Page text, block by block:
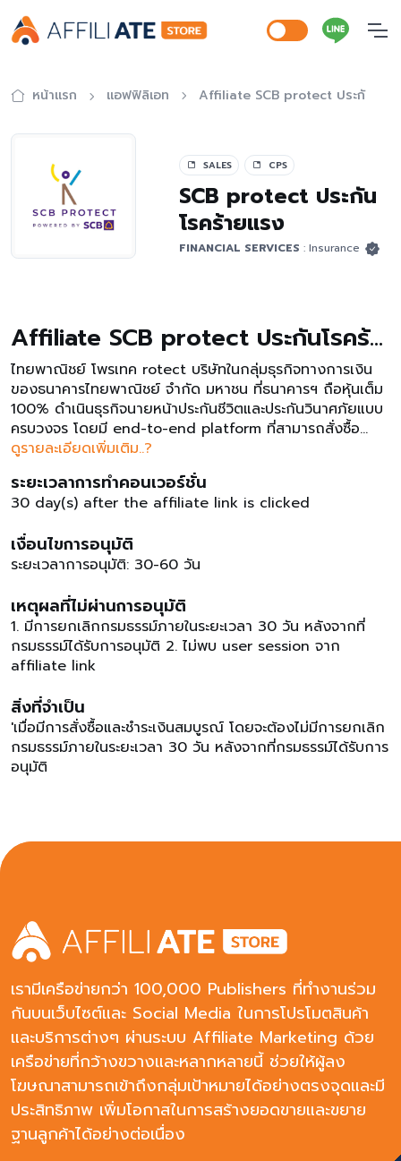
หน้าแรก แอฟฟิลิเอท Affiliate SCB protect ประกันโรค
SALES CPS
SCB protect ประกัน
โรคร้ายแรง
FINANCIAL SERVICES : Insurance
Affiliate SCB protect ประกันโรคร้ายแรง
ไทยพาณิชย์ โพรเทค rotect บริษัทในกลุ่มธุรกิจทางการเงิน
ของธนาคารไทยพาณิชย์ จำกัด มหาชน ที่ธนาคารฯ ถือหุ้นเต็ม
100% ดำเนินธุรกิจนายหน้าประกันชีวิตและประกันวินาศภัยแบบ
ครบวงจร โดยมี end-to-end platform ที่สามารถสั่งซื้อ
ประกันออนไลน์ได้ด้วยตัวเองตลอด 24 ชม. rotect
รวบรวมผลิตภัณฑ์ประกันโรคร้ายแรง คุ้มค่า คุ้มครองสูง สมัคร
ง่าย มีประกันโรคร้ายแรง บิ๊ก ทรี อีซี่ อี-แคนเซอร์ อีซี่ อี-ฮาร์ท
และอีซี่ อี-สโตรคให้คุณเลือกซื้อตามความต้องการของคุณ รับ
ประกันภัยโดย บริษัท เอฟดับบลิวดี ประกันชีวิต จำกัด มหาชน
บริษัท ไทยพาณิชย์ โพรเทค จำกัด เป็นเพียงนายหน้าผู้ชี้ช่องให้
ทำสัญญาประกันภัยเท่านั้นอัตราค่าคอมมิชชั่น ประกันโรคร้าย
ร้ายแรง ig 3 10.5% ประกันโรคร้ายแรง อีซี่ อี-สโตรค 14%
ประกันเอฟดับบลิวดี อีซี่ อี-แคนเซอร์ 14% ประกันโรคร้ายแรง อี
ซี่ อี-ฮาร์ท 14% ประกันเอฟดับบลิวดี อีซี่ อี-แคนเซอร์ 14%
ประกันโรคร้ายแรง อีซี่ อี-สโตรค 14% ประกันโรคร้ายแรง อีซี่
สมบูรณ์ โดยจะต้องไม่มีการยกเลิกกรมธรรม์ภายในระยะเวลา
30 วัน หลังจากที่กรมธรรม์ได้รับการอนุมัติเงื่อนไขการปฏิเสธ :
1. มีการยกเลิกกรมธรรม์ภายในระยะเวลา 30 วัน หลังจากที่
กรมธรรม์ได้รับการอนุมัติ2. ไม่พบ user session จาก
affiliate linkห้ามทำ brand biddingระยะเวลาการอนุมัติ:
ดูรายละเอียดเพิ่มเติม..?
ระยะเวลาการทำคอนเวอร์ชั่น
30 day(s) after the affiliate link is clicked
เงื่อนไขการอนุมัติ
ระยะเวลาการอนุมัติ: 30-60 วัน
เหตุผลที่ไม่ผ่านการอนุมัติ
1. มีการยกเลิกกรมธรรม์ภายในระยะเวลา 30 วัน หลังจากที่
กรมธรรม์ได้รับการอนุมัติ 2. ไม่พบ user session จาก
affiliate link
สิ่งที่จำเป็น
'เมื่อมีการสั่งซื้อและชำระเงินสมบูรณ์ โดยจะต้องไม่มีการยกเลิก
กรมธรรม์ภายในระยะเวลา 30 วัน หลังจากที่กรมธรรม์ได้รับการ
อนุมัติ
เรามีเครือข่ายกว่า 100,000 Publishers ที่ทำงานร่วม
กันบนเว็บไซต์และ Social Media ในการโปรโมตสินค้า
และบริการต่างๆ ผ่านระบบ Affiliate Marketing ด้วย
เครือข่ายที่กว้างขวางและหลากหลายนี้ ช่วยให้ผู้ลง
โฆษณาสามารถเข้าถึงกลุ่มเป้าหมายได้อย่างตรงจุดและมี
ประสิทธิภาพ เพิ่มโอกาสในการสร้างยอดขายและขยาย
ฐานลูกค้าได้อย่างต่อเนื่อง